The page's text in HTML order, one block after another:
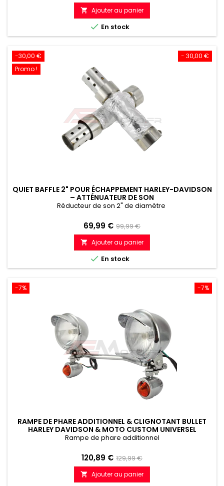
de
référence
 Ajouter au panier
 En stock
- 30,00 €
-30,00 €
Promo !
QUIET BAFFLE 2" POUR ÉCHAPPEMENT HARLEY-DAVIDSON
– ATTÉNUATEUR DE SON
Réducteur de son 2" de diamètre
Prix
69,99 € Prix
de
référence
99,99 €
 Ajouter au panier
 En stock
-7%
-7%
RAMPE DE PHARE ADDITIONNEL & CLIGNOTANT BULLET
HARLEY DAVIDSON & MOTO CUSTOM UNIVERSEL
Rampe de phare additionnel
Prix
120,89 € Prix
de
référence
129,99 €
 Ajouter au panier